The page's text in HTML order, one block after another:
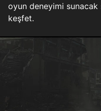
oyun deneyimi
keşfet.